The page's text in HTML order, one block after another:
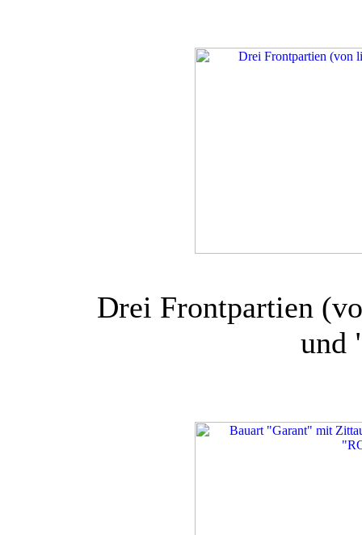
Drei Frontpartien
und